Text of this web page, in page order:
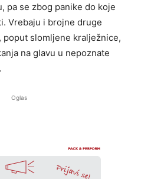
pa se zbog panike do koje
Vrebaju i brojne druge
slomljene kralježnice,
na glavu u nepoznate
Oglas